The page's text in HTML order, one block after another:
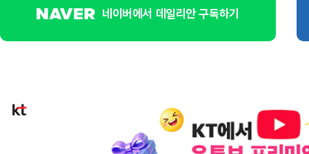
네이버에서 데일리안 구독하기